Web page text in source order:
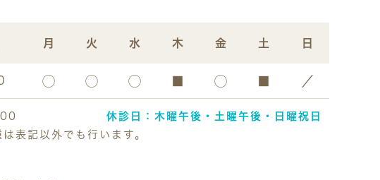
月 火 水 木 金 土 日
◯ ◯ ◯ ◯ ／
表記以外でも行います。
休診日：木曜午後・土曜午後・日曜祝日